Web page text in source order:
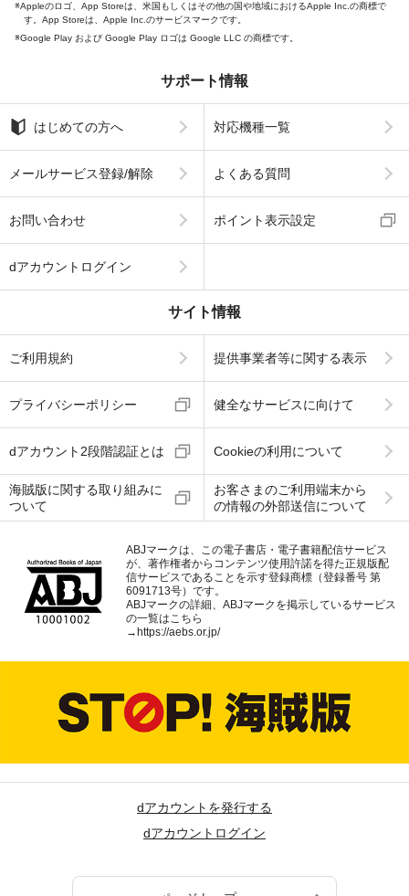
Appleのロゴ、App Storeは、米国もしくはその他の国や地域におけるApple Inc.の商標で
す。App Storeは、Apple Inc.のサービスマークです。
Google Play および Google Play ロゴは Google LLC の商標です。
サポート情報
はじめての方へ 対応機種一覧
メールサービス登録/解除 よくある質問
お問い合わせ ポイント表示設定
dアカウントログイン
サイト情報
ご利用規約 提供事業者等に関する表示
プライバシーポリシー 健全なサービスに向けて
dアカウント2段階認証とは Cookieの利用について
海賊版に関する取り組みに
ついて
お客さまのご利用端末から
の情報の外部送信について
ABJマークは、この電子書店・電子書籍配信サービス
が、著作権者からコンテンツ使用許諾を得た正規版配
信サービスであることを示す登録商標（登録番号 第
6091713号）です。
ABJマークの詳細、ABJマークを掲示しているサービス
の一覧はこちら
→ https://aebs.or.jp/
dアカウントを発行する
dアカウントログイン